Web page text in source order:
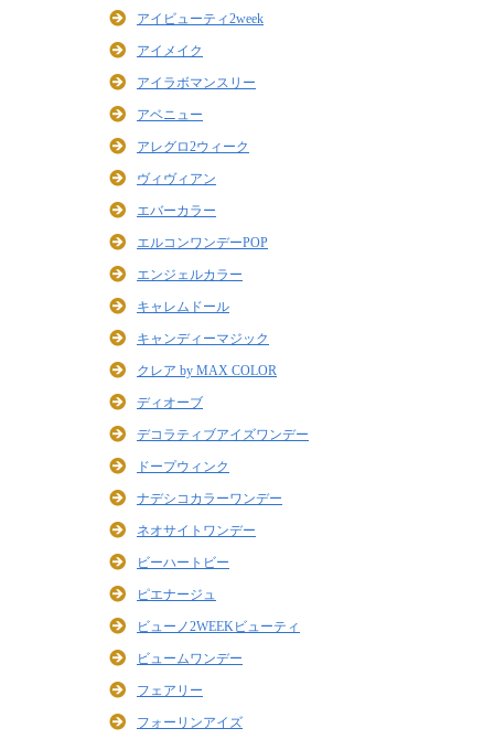
アイビューティ2week
アイメイク
アイラボマンスリー
アベニュー
アレグロ2ウィーク
ヴィヴィアン
エバーカラー
エルコンワンデーPOP
エンジェルカラー
キャレムドール
キャンディーマジック
クレア by MAX COLOR
ディオーブ
デコラティブアイズワンデー
ドープウィンク
ナデシコカラーワンデー
ネオサイトワンデー
ビーハートビー
ピエナージュ
ビューノ2WEEKビューティ
ビュームワンデー
フェアリー
フォーリンアイズ